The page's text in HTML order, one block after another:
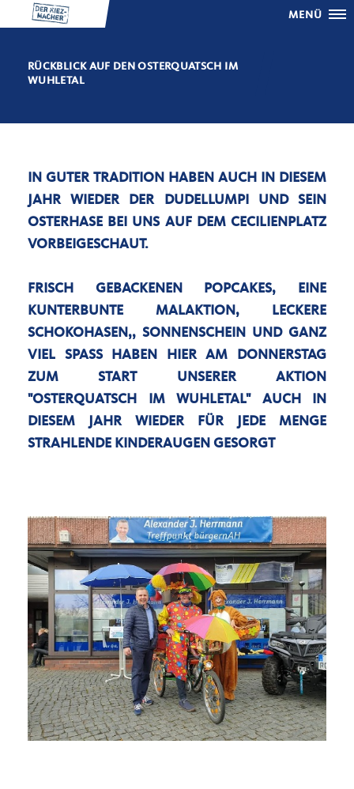
MENÜ
RÜCKBLICK AUF DEN OSTERQUATSCH IM
WUHLETAL
IN GUTER TRADITION HABEN AUCH IN DIESEM
JAHR WIEDER DER DUDELLUMPI UND SEIN
OSTERHASE BEI UNS AUF DEM CECILIENPLATZ
VORBEIGESCHAUT.
FRISCH GEBACKENEN POPCAKES, EINE
KUNTERBUNTE MALAKTION, LECKERE
SCHOKOHASEN,, SONNENSCHEIN UND GANZ
VIEL SPASS HABEN HIER AM DONNERSTAG Z
UM START UNSERER AKTION "
OSTERQUATSCH IM WUHLETAL" AUCH IN D
IESEM JAHR WIEDER FÜR JEDE MENGE S
TRAHLENDE KINDERAUGEN GESORGT